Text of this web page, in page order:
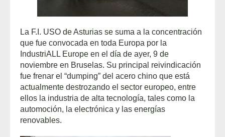
La F.I. USO de Asturias se suma a la concentración
que fue convocada en toda Europa por la
IndustriALL Europe en el día de ayer, 9 de
noviembre en Bruselas. Su principal reivindicación
fue frenar el “dumping” del acero chino que está
actualmente destrozando el sector europeo, entre
ellos la industria de alta tecnología, tales como la
automoción, la electrónica y las energías
renovables.